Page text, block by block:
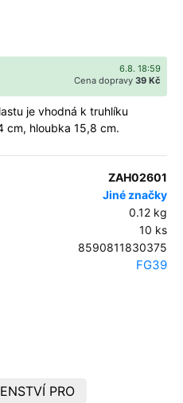
6.8. 18:59
Cena dopravy 39 Kč
je vhodná k truhlíku
cm, hloubka 15,8 cm.
ZAH02601
Jiné značky
0.12 kg
10 ks
8590811830375
FG39
PRO